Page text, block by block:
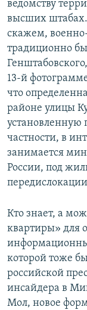
ведомству
высших
скажем,
традиционно
13-й
что
районе улицы
установленную
частности, в
занимается
России, под
Кто знает, а
квартиры» для
которой тоже
российской
инсайдера в
Мол, новое